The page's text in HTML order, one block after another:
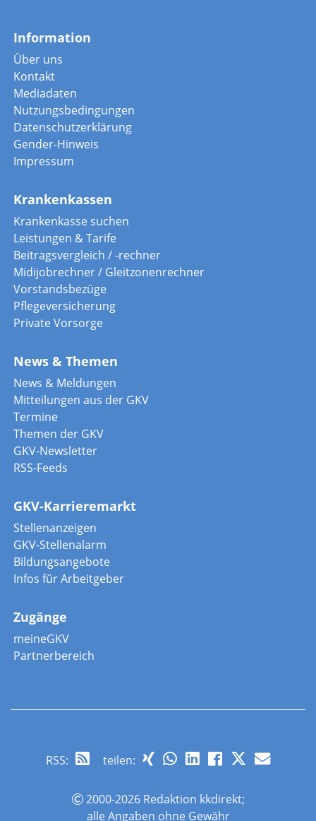
Information
Über uns
Kontakt
Mediadaten
Nutzungsbedingungen
Datenschutzerklärung
Gender-Hinweis
Impressum
Krankenkassen
Krankenkasse suchen
Leistungen & Tarife
Beitragsvergleich / -rechner
Midijobrechner / Gleitzonenrechner
Vorstandsbezüge
Pflegeversicherung
Private Vorsorge
News & Themen
News & Meldungen
Mitteilungen aus der GKV
Termine
Themen der GKV
GKV-Newsletter
RSS-Feeds
GKV-Karrieremarkt
Stellenanzeigen
GKV-Stellenalarm
Bildungsangebote
Infos für Arbeitgeber
Zugänge
meineGKV
Partnerbereich
RSS: teilen:
2000-2026 Redaktion kkdirekt;
alle Angaben ohne Gewähr